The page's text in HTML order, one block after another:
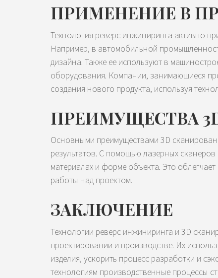
ПРИМЕНЕНИЕ В
Технология реверс инжиниринга активно
Например, в автомобильной
дизайна. Также ее используют в
оборудования. Компании, занимающиеся
создания нового продукта, используя
ПРЕИМУЩЕСТВА
Основными преимуществами 3D
результатов. С помощью лазерных
материалах и форме объекта. Это
работы над проектом.
ЗАКЛЮЧЕНИЕ
Технологии реверс инжиниринга и 3D
проектировании и производстве. Их
изделия, ускорить процесс разработки и
технологиям производственные процессы